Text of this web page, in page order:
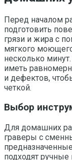
Перед началом
подготовить
грязи и жира с
мягкого
несколько
иметь
и дефектов,
четкой.
Выбор
Для домашних
граверы с
подходят